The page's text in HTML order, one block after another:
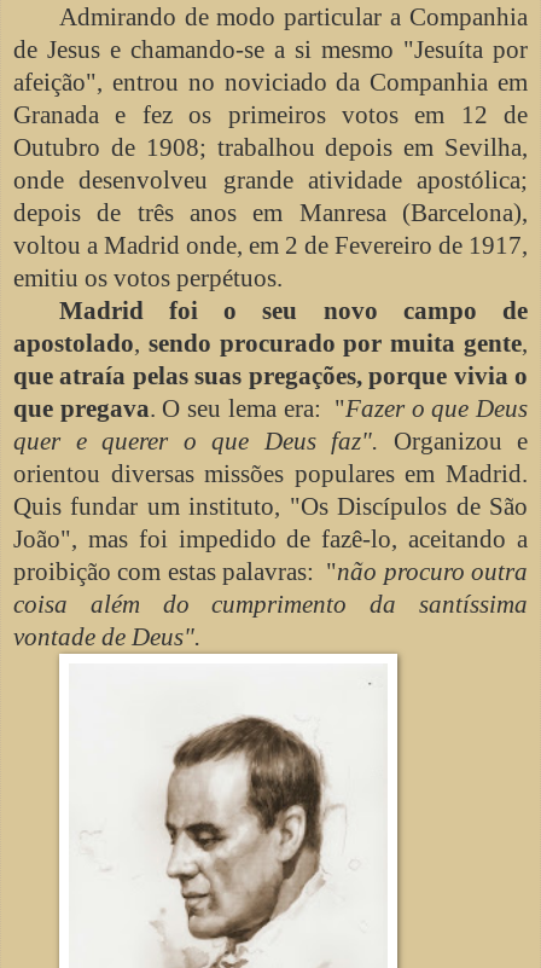
Admirando de modo particular a Companhia
de Jesus e chamando-se a si mesmo "Jesuíta por
afeição", entrou no noviciado da Companhia em
Granada e fez os primeiros votos em 12 de
Outubro de 1908; trabalhou depois em Sevilha,
onde desenvolveu grande atividade apostólica;
depois de três anos em Manresa (Barcelona),
voltou a Madrid onde, em 2 de Fevereiro de 1917,
emitiu os votos perpétuos.
Madrid foi o seu novo campo de
apostolado, sendo procurado por muita gente,
que atraía pelas suas pregações, porque vivia o
que pregava. O seu lema era: "Fazer o que Deus
quer e querer o que Deus faz". Organizou e
orientou diversas missões populares em Madrid.
Quis fundar um instituto, "Os Discípulos de São
João", mas foi impedido de fazê-lo, aceitando a
proibição com estas palavras: "não procuro outra
coisa além do cumprimento da santíssima
vontade de Deus".